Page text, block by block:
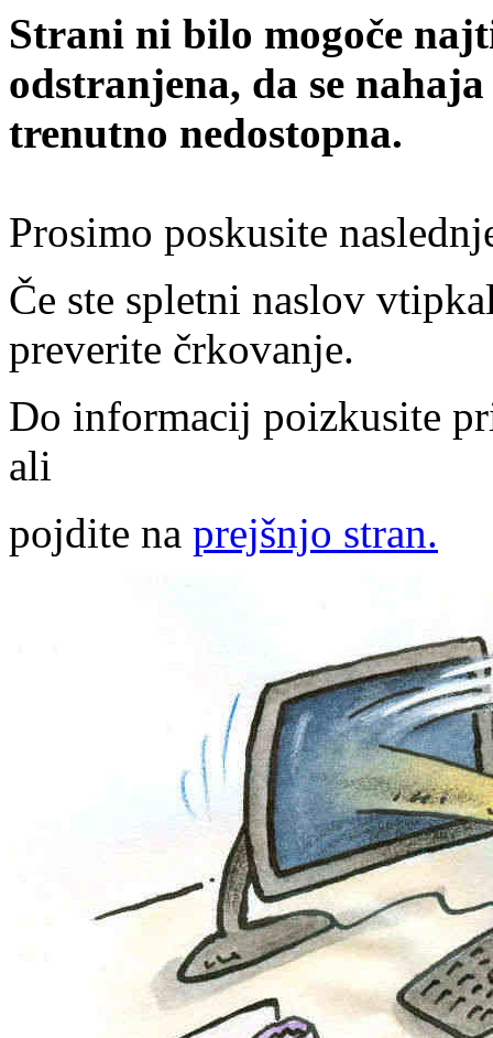
Strani ni bilo mogoče
odstranjena, da se
trenutno nedostopna.
Prosimo poskusite
Če ste spletni naslov
preverite črkovanje.
Do informacij poizkusite
ali
pojdite na prejšnjo stran.